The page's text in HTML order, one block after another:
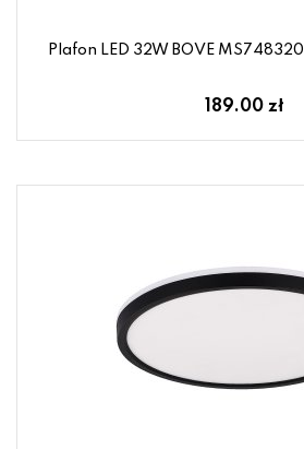
Plafon LED 32W BOVE
189.00 zł